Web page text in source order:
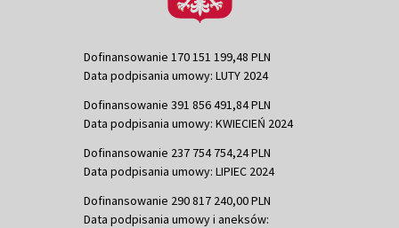
Dofinansowanie 170 151 199,48 PLN
Data podpisania umowy: LUTY 2024
Dofinansowanie 391 856 491,84 PLN
Data podpisania umowy: KWIECIEŃ 2024
Dofinansowanie 237 754 754,24 PLN
Data podpisania umowy: LIPIEC 2024
Dofinansowanie 290 817 240,00 PLN
Data podpisania umowy i aneksów: